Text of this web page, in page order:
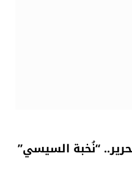
“نُخبة السيسي”